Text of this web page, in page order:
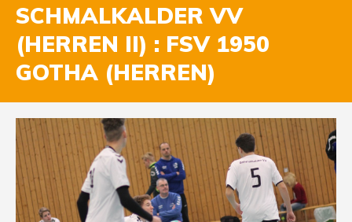
SCHMALKALDER VV
(HERREN II) : FSV 1950
GOTHA (HERREN)